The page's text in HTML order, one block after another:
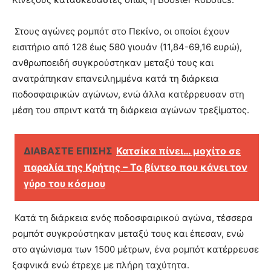
Στους αγώνες ρομπότ στο Πεκίνο, οι οποίοι έχουν
εισιτήριο από 128 έως 580 γιουάν (11,84-69,16 ευρώ),
ανθρωποειδή συγκρούστηκαν μεταξύ τους και
ανατράπηκαν επανειλημμένα κατά τη διάρκεια
ποδοσφαιρικών αγώνων, ενώ άλλα κατέρρευσαν στη
μέση του σπριντ κατά τη διάρκεια αγώνων τρεξίματος.
ΔΙΑΒΑΣΤΕ ΕΠΙΣΗΣ Κατσίκα πίνει… μοχίτο σε
παραλία της Κρήτης – Το βίντεο που κάνει τον
γύρο του κόσμου
Κατά τη διάρκεια ενός ποδοσφαιρικού αγώνα, τέσσερα
ρομπότ συγκρούστηκαν μεταξύ τους και έπεσαν, ενώ
στο αγώνισμα των 1500 μέτρων, ένα ρομπότ κατέρρευσε
ξαφνικά ενώ έτρεχε με πλήρη ταχύτητα.